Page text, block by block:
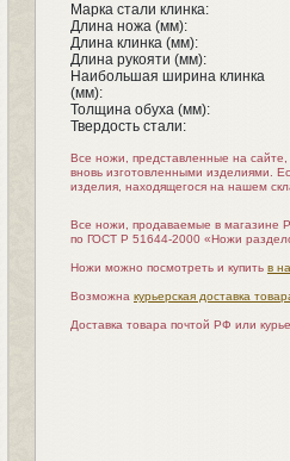
Марка стали клинка:
Длина ножа (мм):
Длина клинка (мм):
Длина рукояти (мм):
Наибольшая ширина клинка
(мм):
Толщина обуха (мм):
Твердость стали:
Все ножи, представленные на
вновь изготовленными изделиями.
изделия, находящегося на нашем
Все ножи, продаваемые в магазине
по ГОСТ Р 51644-2000 «Ножи
Ножи можно посмотреть и купить в
Возможна курьерская доставка
Доставка товара почтой РФ или